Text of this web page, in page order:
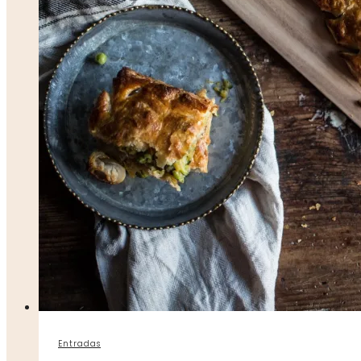
Entradas